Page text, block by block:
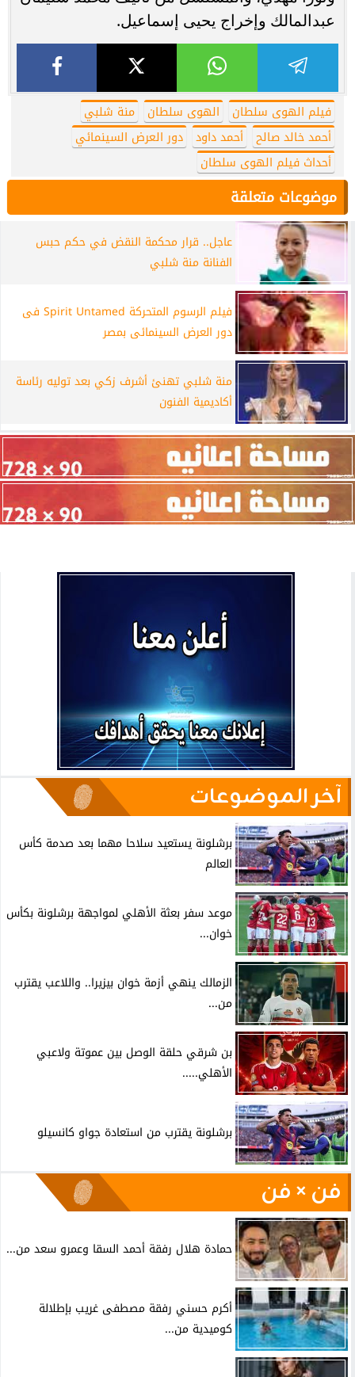
عبدالمالك وإخراج يحيى إسماعيل.
فيلم الهوى سلطان الهوى سلطان
منة شلبي
أحمد خالد صالح
أحمد داود
دور العرض السينمائي
أحداث فيلم الهوى سلطان
موضوعات متعلقة
عاجل.. قرار محكمة النقض في حكم حبس
الفنانة منة شلبي
فيلم الرسوم المتحركة Spirit Untamed فى
دور العرض السينمائى بمصر
منة شلبي تهنئ أشرف زكي بعد توليه رئاسة
أكاديمية الفنون
آخر الموضوعات
برشلونة يستعيد سلاحا مهما بعد صدمة كأس
العالم
موعد سفر بعثة الأهلي لمواجهة برشلونة بكأس
خوان...
الزمالك ينهي أزمة خوان بيزيرا.. واللاعب يقترب
من...
بن شرقي حلقة الوصل بين عموتة ولاعبي
الأهلي.....
برشلونة يقترب من استعادة جواو كانسيلو
فن × فن
حمادة هلال رفقة أحمد السقا وعمرو سعد من...
أكرم حسني رفقة مصطفى غريب بإطلالة
كوميدية من...